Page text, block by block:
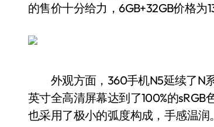
的售价十分给力，6GB+32GB价格为
外观方面，360手机N5延续了N系
英寸全高清屏幕达到了100%的
也采用了极小的弧度构成，手感温润。